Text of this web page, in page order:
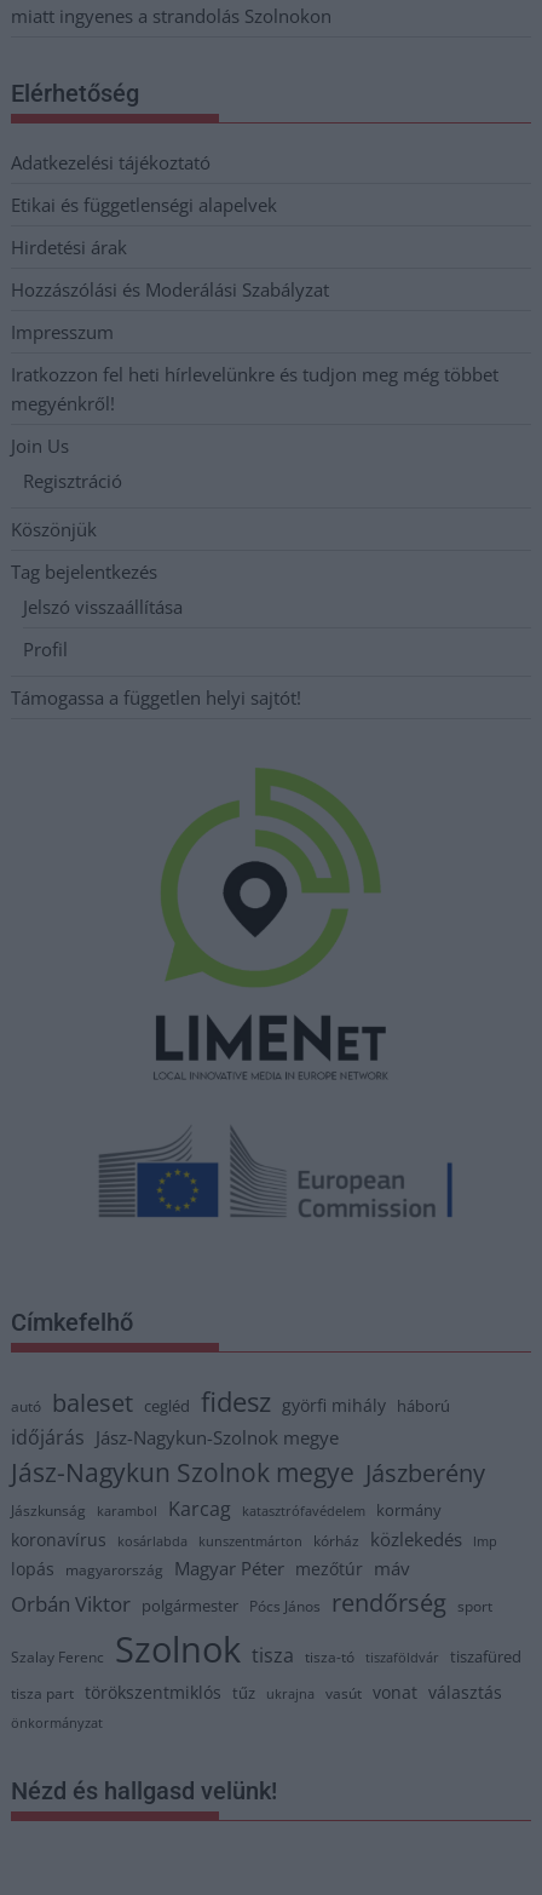
miatt ingyenes a strandolás Szolnokon
Elérhetőség
Adatkezelési tájékoztató
Etikai és függetlenségi alapelvek
Hirdetési árak
Hozzászólási és Moderálási Szabályzat
Impresszum
Iratkozzon fel heti hírlevelünkre és tudjon meg még többet
megyénkről!
Join Us
Regisztráció
Köszönjük
Tag bejelentkezés
Jelszó visszaállítása
Profil
Támogassa a független helyi sajtót!
Címkefelhő
autó baleset cegléd fidesz györfi mihály háború
időjárás Jász-Nagykun-Szolnok megye
Jász-Nagykun Szolnok megye Jászberény
Jászkunság karambol Karcag katasztrófavédelem kormány
koronavírus kosárlabda kunszentmárton kórház közlekedés lmp
lopás magyarország Magyar Péter mezőtúr máv
Orbán Viktor polgármester Pócs János rendőrség sport
Szalay Ferenc Szolnok tisza tisza-tó tiszaföldvár tiszafüred
tisza part törökszentmiklós tűz ukrajna vasút vonat választás
önkormányzat
Nézd és hallgasd velünk!